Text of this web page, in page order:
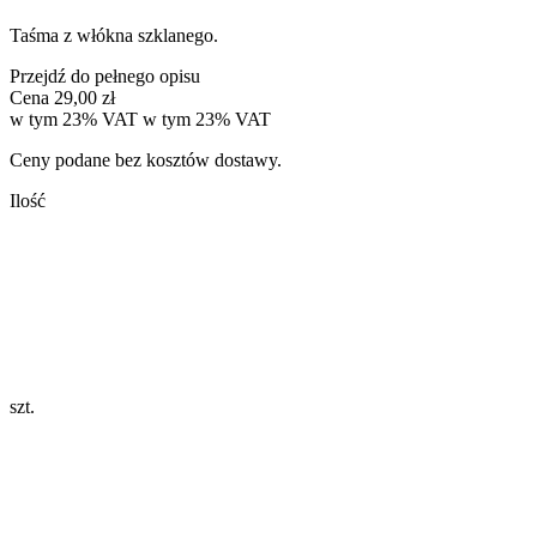
Taśma z włókna szklanego.
Przejdź do pełnego opisu
Cena 29,00 zł
w tym 23% VAT w tym 23% VAT
Ceny podane bez kosztów dostawy.
Ilość
szt.